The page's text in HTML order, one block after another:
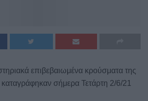
επιβεβαιωμένα κρούσματα της
σήμερα Τετάρτη 2/6/21